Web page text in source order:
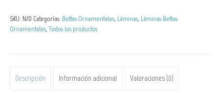
butterfly
cantidad
SKU: N/D Categorías: Bettas Ornamentales, Láminas, Láminas Bettas
Ornamentales,Todos los productos
Descripción Información adicional Valoraciones (0)